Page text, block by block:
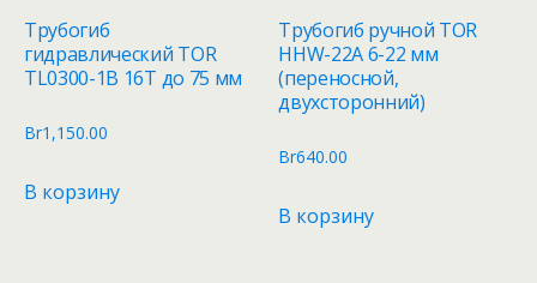
Трубогиб
гидравлический TOR
TL0300-1B 16T до 75 мм
Br1,150.00
В корзину
Трубогиб ручной TOR
HHW-22A 6-22 мм
(переносной,
двухсторонний)
Br640.00
В корзину